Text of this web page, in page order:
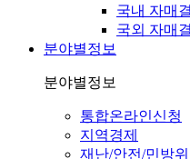
국내 자매
국외 자매
분야별정보
분야별정보
통합온라인신청
지역경제
재난/안전/민방위